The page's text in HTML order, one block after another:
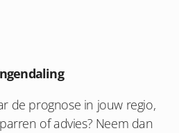
de prognose in jouw regio,
of advies? Neem dan